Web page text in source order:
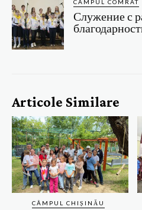
CÂMPUL COMRAT
Служение с
Articole Similare
CÂMPUL CHIȘINĂU